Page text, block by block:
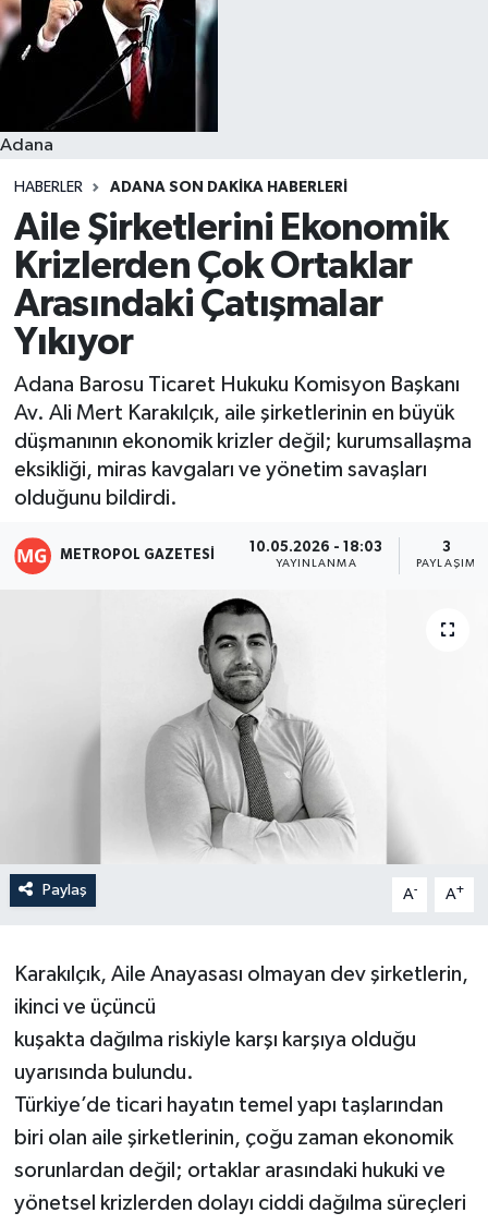
Adana
HABERLER ADANA SON DAKIKA HABERLERI
Aile Şirketlerini Ekonomik
Krizlerden Çok Ortaklar
Arasındaki Çatışmalar
Yıkıyor
Adana Barosu Ticaret Hukuku Komisyon Başkanı
Av. Ali Mert Karakılçık, aile şirketlerinin en büyük
düşmanının ekonomik krizler değil; kurumsallaşma
eksikliği, miras kavgaları ve yönetim savaşları
olduğunu bildirdi.
METROPOL GAZETESI 10.05.2026 - 18:03
YAYINLANMA
3
PAYLAŞIM
Paylaş A- A+
Karakılçık, Aile Anayasası olmayan dev şirketlerin,
ikinci ve üçüncü
kuşakta dağılma riskiyle karşı karşıya olduğu
uyarısında bulundu.
Türkiye’de ticari hayatın temel yapı taşlarından
biri olan aile şirketlerinin, çoğu zaman ekonomik
sorunlardan değil; ortaklar arasındaki hukuki ve
yönetsel krizlerden dolayı ciddi dağılma süreçleri
Resmi İlanlar